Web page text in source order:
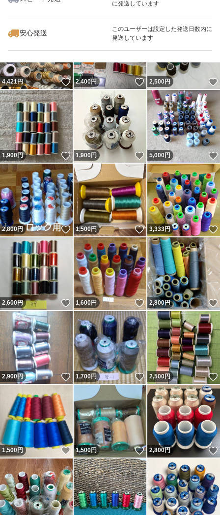
に発送しています
安心発送
このユーザーは設定した発送日数内に
発送しています
いいね！
1,560
4,421円 いいね！
2,400円 いいね！
2,500円
1,900円 いいね！
1,900円 いいね！
5,000円
2,800円 いいね！
1,500円 いいね！
3,333円
2,600円 いいね！
1,600円 いいね！
2,800円
2,900円 いいね！
1,700円 いいね！
2,500円
1,500円 いいね！
1,500円 いいね！
2,800円